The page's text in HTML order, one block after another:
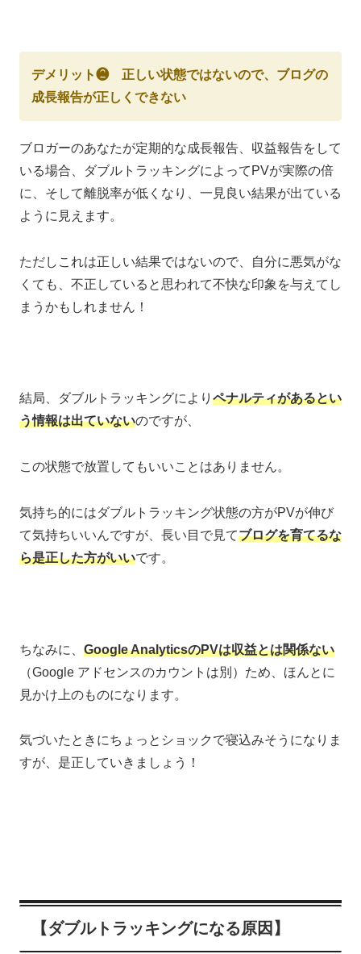
デメリット❷ 正しい状態ではないので、ブログの
成長報告が正しくできない
ブロガーのあなたが定期的な成長報告、収益報告をして
いる場合、ダブルトラッキングによってPVが実際の倍
に、そして離脱率が低くなり、一見良い結果が出ている
ように見えます。
ただしこれは正しい結果ではないので、自分に悪気がな
くても、不正していると思われて不快な印象を与えてし
まうかもしれません！
結局、ダブルトラッキングにより ペナルティがあるとい
う情報は出ていないのですが、
この状態で放置してもいいことはありません。
気持ち的にはダブルトラッキング状態の方がPVが伸び
て気持ちいいんですが、長い目で見てブログを育てるな
ら是正した方がいいです。
ちなみに、 Google AnalyticsのPVは収益とは関係ない
（Google アドセンスのカウントは別）ため、ほんとに
見かけ上のものになります。
気づいたときにちょっとショックで寝込みそうになりま
すが、是正していきましょう！
【ダブルトラッキングになる原因】